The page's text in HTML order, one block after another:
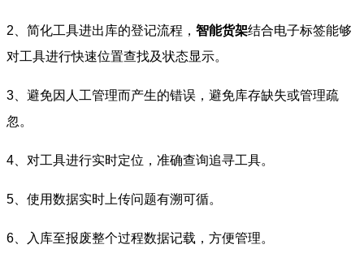
2、简化工具进出库的登记流程， 智能货架结合电子标签能够
对工具进行快速位置查找及状态显示。
3、避免因人工管理而产生的错误，避免库存缺失或管理疏
忽。
4、对工具进行实时定位，准确查询追寻工具。
5、使用数据实时上传问题有溯可循。
6、入库至报废整个过程数据记载，方便管理。